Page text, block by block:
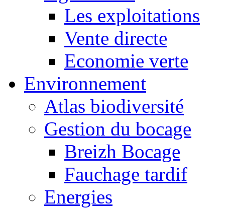
Les exploitations
Vente directe
Economie verte
Environnement
Atlas biodiversité
Gestion du bocage
Breizh Bocage
Fauchage tardif
Energies